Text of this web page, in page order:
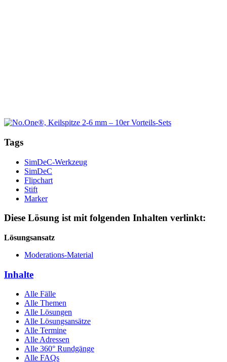
Tags
SimDeC-Werkzeug
SimDeC
Flipchart
Stift
Marker
Diese Lösung ist mit folgenden Inhalten verlinkt:
Lösungsansatz
Moderations-Material
Inhalte
Alle Fälle
Alle Themen
Alle Lösungen
Alle Lösungsansätze
Alle Termine
Alle Adressen
Alle 360° Rundgänge
Alle FAQs